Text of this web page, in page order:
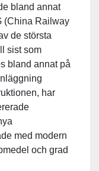
bland annat
(China Railway
de största
sist som
bland annat på
har
med modern
och grad